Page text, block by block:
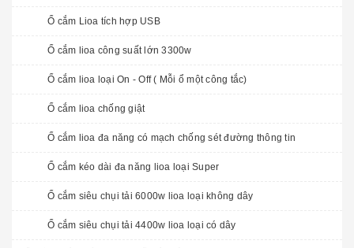
Ổ cắm Lioa tích hợp USB
Ổ cắm lioa công suất lớn 3300w
Ổ cắm lioa loại On - Off ( Mỗi ổ một công tắc)
Ổ cắm lioa chống giật
Ổ cắm lioa đa năng có mạch chống sét đường thông tin
Ổ cắm kéo dài đa năng lioa loại Super
Ổ cắm siêu chụi tải 6000w lioa loại không dây
Ổ cắm siêu chụi tải 4400w lioa loại có dây